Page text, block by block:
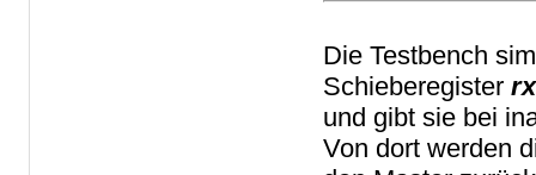
Die Testbench
Schieberegister
und gibt sie bei
Von dort werden